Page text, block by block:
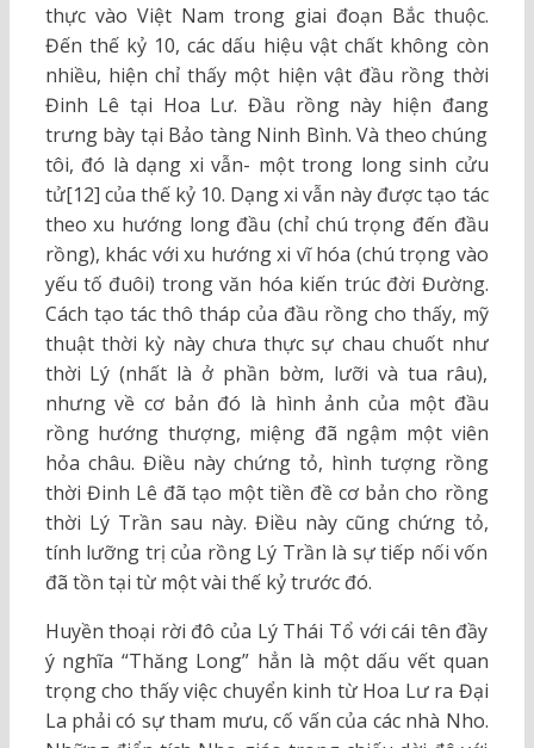
thực vào Việt Nam trong giai đoạn Bắc thuộc.
Đến thế kỷ 10, các dấu hiệu vật chất không còn
nhiều, hiện chỉ thấy một hiện vật đầu rồng thời
Đinh Lê tại Hoa Lư. Đầu rồng này hiện đang
trưng bày tại Bảo tàng Ninh Bình. Và theo chúng
tôi, đó là dạng xi vẫn- một trong long sinh cửu
tử[12] của thế kỷ 10. Dạng xi vẫn này được tạo tác
theo xu hướng long đầu (chỉ chú trọng đến đầu
rồng), khác với xu hướng xi vĩ hóa (chú trọng vào
yếu tố đuôi) trong văn hóa kiến trúc đời Đường.
Cách tạo tác thô tháp của đầu rồng cho thấy, mỹ
thuật thời kỳ này chưa thực sự chau chuốt như
thời Lý (nhất là ở phần bờm, lưỡi và tua râu),
nhưng về cơ bản đó là hình ảnh của một đầu
rồng hướng thượng, miệng đã ngậm một viên
hỏa châu. Điều này chứng tỏ, hình tượng rồng
thời Đinh Lê đã tạo một tiền đề cơ bản cho rồng
thời Lý Trần sau này. Điều này cũng chứng tỏ,
tính lưỡng trị của rồng Lý Trần là sự tiếp nối vốn
đã tồn tại từ một vài thế kỷ trước đó.
Huyền thoại rời đô của Lý Thái Tổ với cái tên đầy
ý nghĩa “Thăng Long” hẳn là một dấu vết quan
trọng cho thấy việc chuyển kinh từ Hoa Lư ra Đại
La phải có sự tham mưu, cố vấn của các nhà Nho.